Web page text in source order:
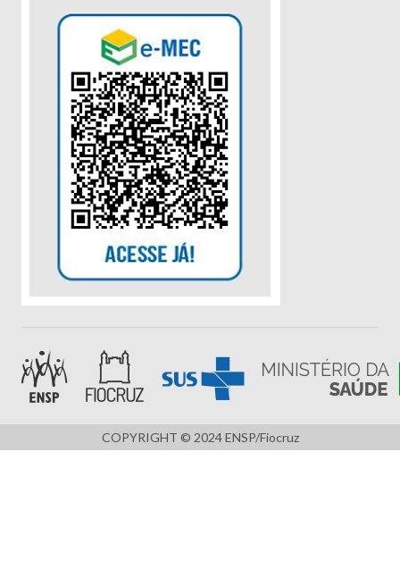
COPYRIGHT © 2024 ENSP/Fiocruz